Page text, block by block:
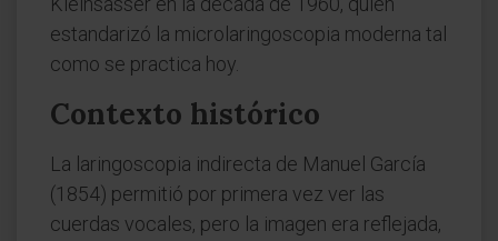
estandarizó la microlaringoscopia moderna tal
como se practica hoy.
Contexto histórico
La laringoscopia indirecta de Manuel García
(1854) permitió por primera vez ver las
cuerdas vocales, pero la imagen era reflejada,